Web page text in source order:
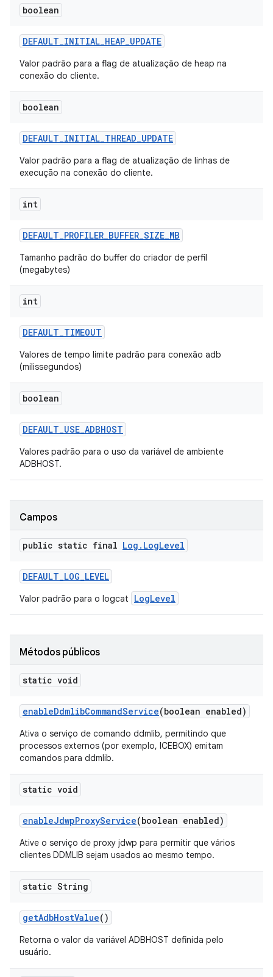
boolean
DEFAULT_INITIAL_HEAP_UPDATE
Valor padrão para a flag de atualização de heap na
conexão do cliente.
boolean
DEFAULT_INITIAL_THREAD_UPDATE
Valor padrão para a flag de atualização de linhas de
execução na conexão do cliente.
int
DEFAULT_PROFILER_BUFFER_SIZE_MB
Tamanho padrão do buffer do criador de perfil
(megabytes)
int
DEFAULT_TIMEOUT
Valores de tempo limite padrão para conexão adb
(milissegundos)
boolean
DEFAULT_USE_ADBHOST
Valores padrão para o uso da variável de ambiente
ADBHOST.
Campos
public static final Log . LogLevel
DEFAULT_LOG_LEVEL
Valor padrão para o logcat LogLevel
Métodos públicos
static void
enableDdmlibCommandService(boolean enabled)
Ativa o serviço de comando ddmlib, permitindo que
processos externos (por exemplo, ICEBOX) emitam
comandos para ddmlib.
static void
enableJdwpProxyService(boolean enabled)
Ative o serviço de proxy jdwp para permitir que vários
clientes DDMLIB sejam usados ao mesmo tempo.
static String
getAdbHostValue()
Retorna o valor da variável ADBHOST definida pelo
usuário.